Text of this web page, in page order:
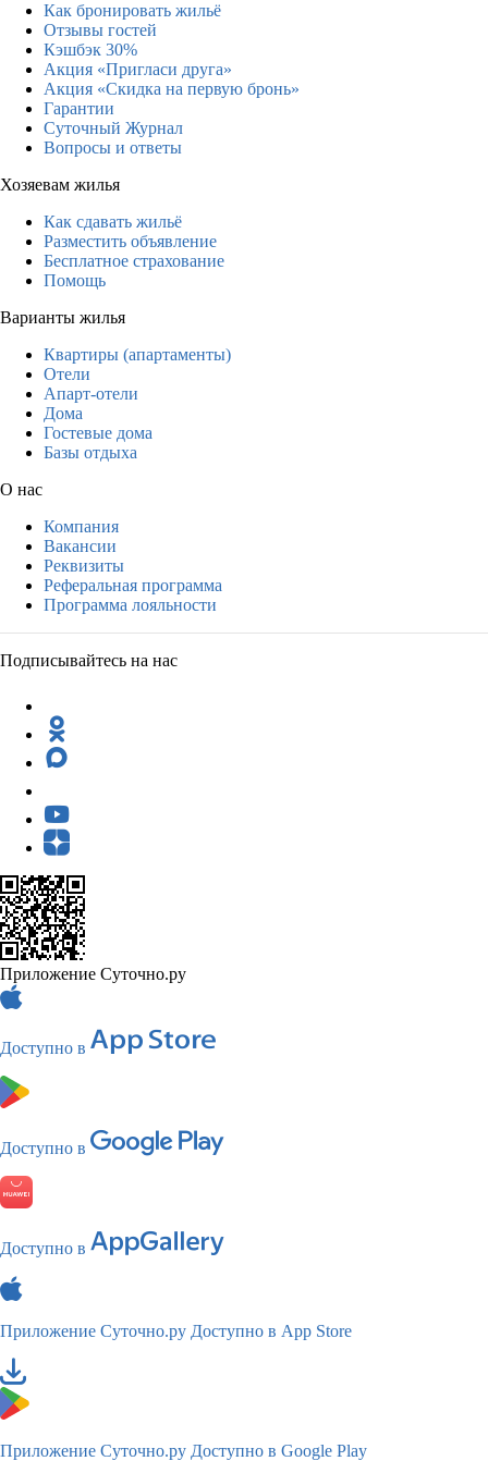
Как бронировать жильё
Отзывы гостей
Кэшбэк 30%
Акция «Пригласи друга»
Акция «Скидка на первую бронь»
Гарантии
Суточный Журнал
Вопросы и ответы
Хозяевам жилья
Как сдавать жильё
Разместить объявление
Бесплатное страхование
Помощь
Варианты жилья
Квартиры (апартаменты)
Отели
Апарт-отели
Дома
Гостевые дома
Базы отдыха
О нас
Компания
Вакансии
Реквизиты
Реферальная программа
Программа лояльности
Подписывайтесь на нас
Приложение Суточно.ру
Доступно в
Доступно в
Доступно в
Приложение Суточно.ру Доступно в App Store
Приложение Суточно.ру Доступно в Google Play